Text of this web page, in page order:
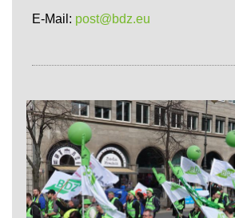
E-Mail: post@bdz.eu